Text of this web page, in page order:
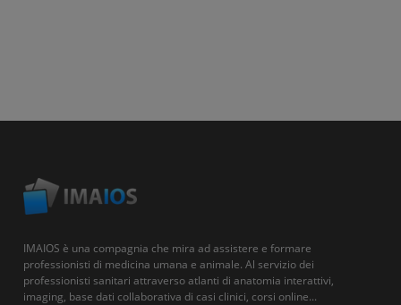
IMAIOS è una compagnia che mira ad assistere e formare
professionisti di medicina umana e animale. Al servizio dei
professionisti sanitari attraverso atlanti di anatomia interattivi,
imaging, base dati collaborativa di casi clinici, corsi online...